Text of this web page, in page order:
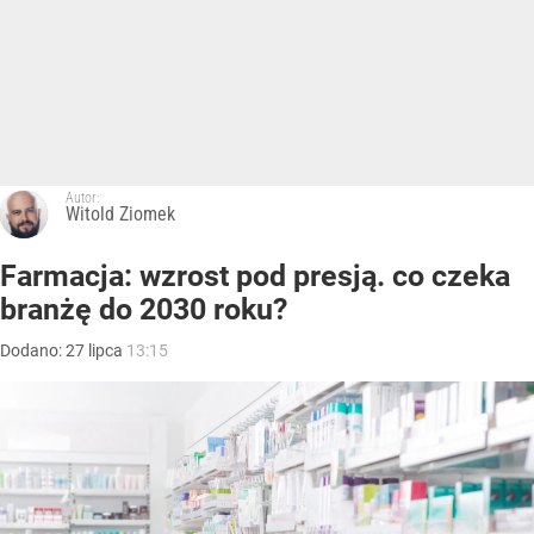
Autor:
Witold Ziomek
Farmacja: wzrost pod presją. co czeka
branżę do 2030 roku?
Dodano:27 lipca 13:15